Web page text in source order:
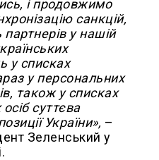
і продовжимо
санкцій,
партнерів у нашій
у списках
у персональних
також у списках
суттєва
України», –
Зеленський у